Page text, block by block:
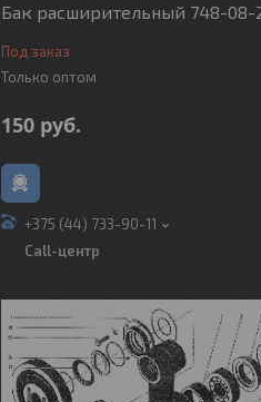
Бак расширительный 748-08-
Под заказ
Только оптом
150 руб.
+375 (44) 733-90-11
Call-центр